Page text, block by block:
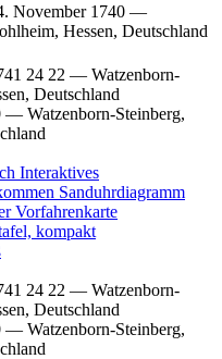
November 1740 —
Hessen, Deutschland
24 22 — Watzenborn-
Deutschland
— Watzenborn-Steinberg,
Interaktives
Sanduhrdiagramm
Vorfahrenkarte
kompakt
24 22 — Watzenborn-
Deutschland
— Watzenborn-Steinberg,